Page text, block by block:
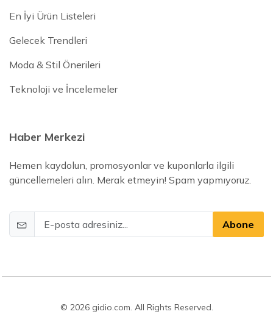
En İyi Ürün Listeleri
Gelecek Trendleri
Moda & Stil Önerileri
Teknoloji ve İncelemeler
Haber Merkezi
Hemen kaydolun, promosyonlar ve kuponlarla ilgili
güncellemeleri alın. Merak etmeyin! Spam yapmıyoruz.
Abone
© 2026 gidio.com. All Rights Reserved.